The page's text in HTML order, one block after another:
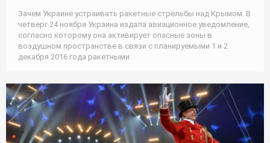
Зачем Украине устраивать ракетные стрельбы над Крымом. В
четверг 24 ноября Украина издала авиационное уведомление,
согласно которому она активирует опасные зоны в
воздушном пространстве в связи с планируемыми 1 и 2
декабря 2016 года ракетными